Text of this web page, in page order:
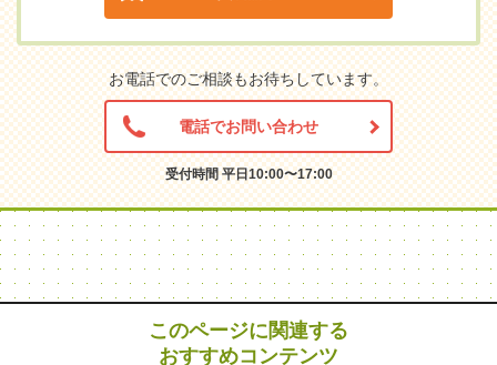
お電話でのご相談もお待ちしています。
電話でお問い合わせ
受付時間 平日10:00〜17:00
このページに関連する
おすすめコンテンツ